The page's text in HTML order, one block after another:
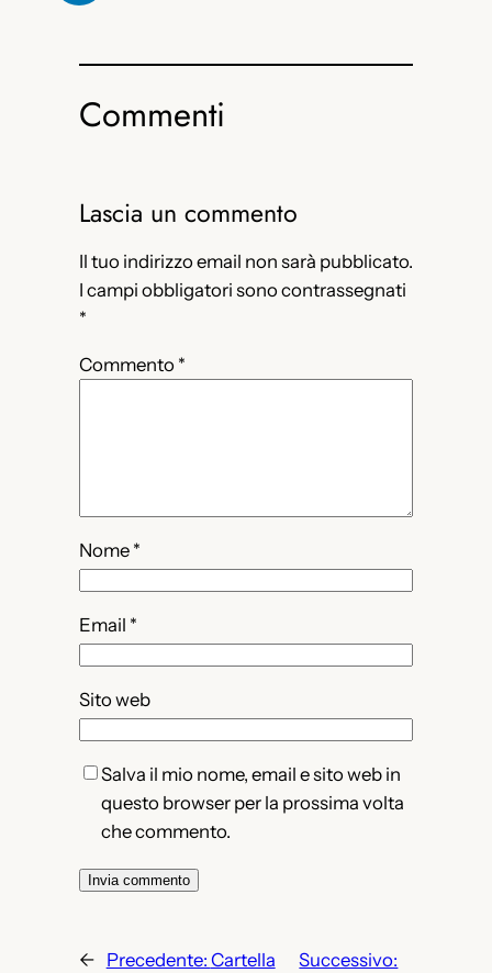
Commenti
Lascia un commento
Il tuo indirizzo email non sarà pubblicato.
I campi obbligatori sono contrassegnati
*
Commento *
Nome *
Email *
Sito web
Salva il mio nome, email e sito web in
questo browser per la prossima volta
che commento.
← Precedente: Cartella
Successivo: